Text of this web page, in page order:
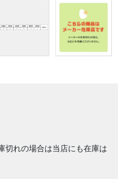
切れの場合は当店にも在庫は